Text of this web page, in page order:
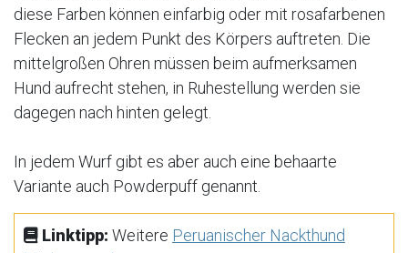
diese Farben können einfarbig oder mit rosafarbenen
Flecken an jedem Punkt des Körpers auftreten. Die
mittelgroßen Ohren müssen beim aufmerksamen
Hund aufrecht stehen, in Ruhestellung werden sie
dagegen nach hinten gelegt.
In jedem Wurf gibt es aber auch eine behaarte
Variante auch Powderpuff genannt.
Linktipp: Weitere Peruanischer Nackthund